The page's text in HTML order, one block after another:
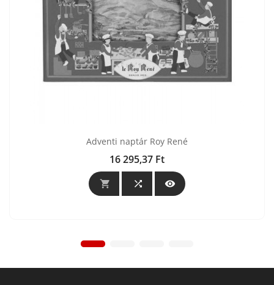
Adventi naptár Roy René
Ár
16 295,37 Ft
  